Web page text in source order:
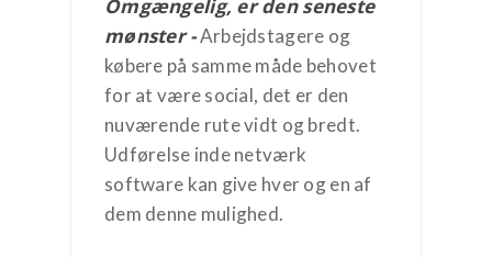
Omgængelig, er den seneste
mønster -Arbejdstagere og
købere på samme måde behovet
for at være social, det er den
nuværende rute vidt og bredt.
Udførelse inde netværk
software kan give hver og en af
dem denne mulighed.